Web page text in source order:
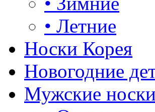
• Летние
Носки Корея
Новогодние
Мужские носки